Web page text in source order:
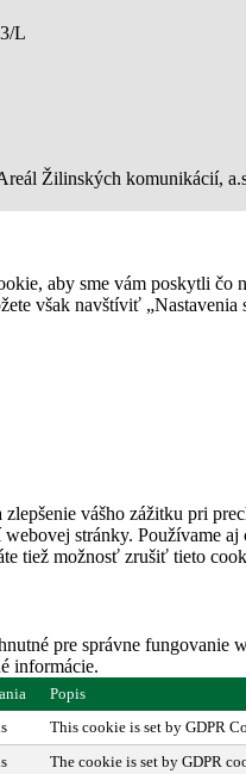
L
Žilinských komunikácií,
aby sme vám poskytli
však navštíviť „Nastavenia
vášho zážitku pri
stránky. Používame
tiež možnosť zrušiť tieto
pre správne
informácie.
Popis
This cookie is set by GDPR
The cookie is set by GDPR